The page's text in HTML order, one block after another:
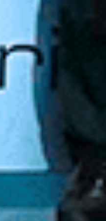
ÁREA PROFESIONAL
Compañía Cervecera de Canarias
recomienda el consumo